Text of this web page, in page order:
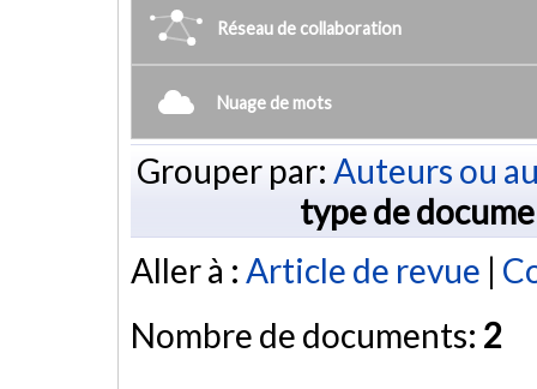
Réseau de collaboration
Nuage de mots
Grouper par: Auteurs ou
type de
Aller à : Article de revue |
Nombre de documents: 2